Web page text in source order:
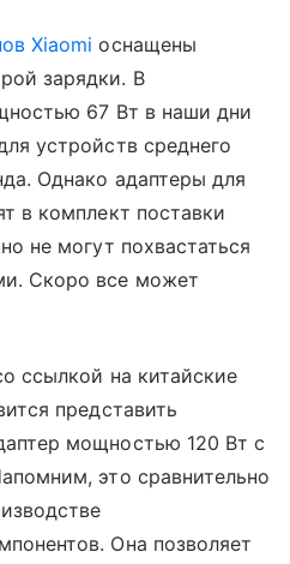
Xiaomi оснащены
зарядки. В
67 Вт в наши дни
устройств среднего
Однако адаптеры для
в комплект поставки
не могут похвастаться
Скоро все может
ссылкой на китайские
представить
мощностью 120 Вт с
это сравнительно
Она позволяет